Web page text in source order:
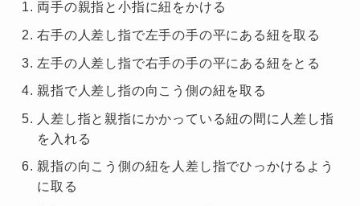
両手の親指と小指に紐をかける
右手の人差し指で左手の手の平にある紐を取る
左手の人差し指で右手の手の平にある紐をとる
親指で人差し指の向こう側の紐を取る
人差し指と親指にかかっている紐の間に人差し指
を入れる
親指の向こう側の紐を人差し指でひっかけるよう
に取る